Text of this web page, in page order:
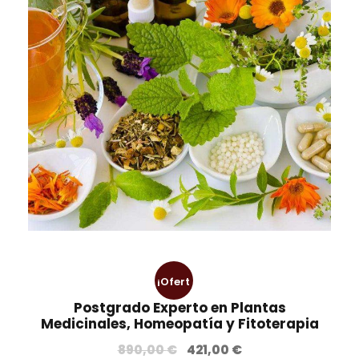
:
7
9
8
,
0
0
€
.
9
,
0
0
€
¡Ofert
a!
Postgrado Experto en Plantas
Medicinales, Homeopatía y Fitoterapia
890,00€
E
421,00 €E